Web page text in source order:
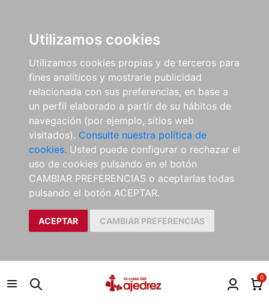
Utilizamos cookies
Utilizamos cookies propias y de terceros para
fines analíticos y mostrarle publicidad
relacionada con sus preferencias, en base a
un perfil elaborado a partir de su hábitos de
navegación (por ejemplo, sitios web
visitados). Consulte nuestra política de
cookies. Usted puede configurar o rechazar el
uso de cookies pulsando en el botón
CAMBIAR PREFERENCIAS o aceptarlas todas
pulsando el botón ACEPTAR.
ACEPTAR CAMBIAR PREFERENCIAS
0